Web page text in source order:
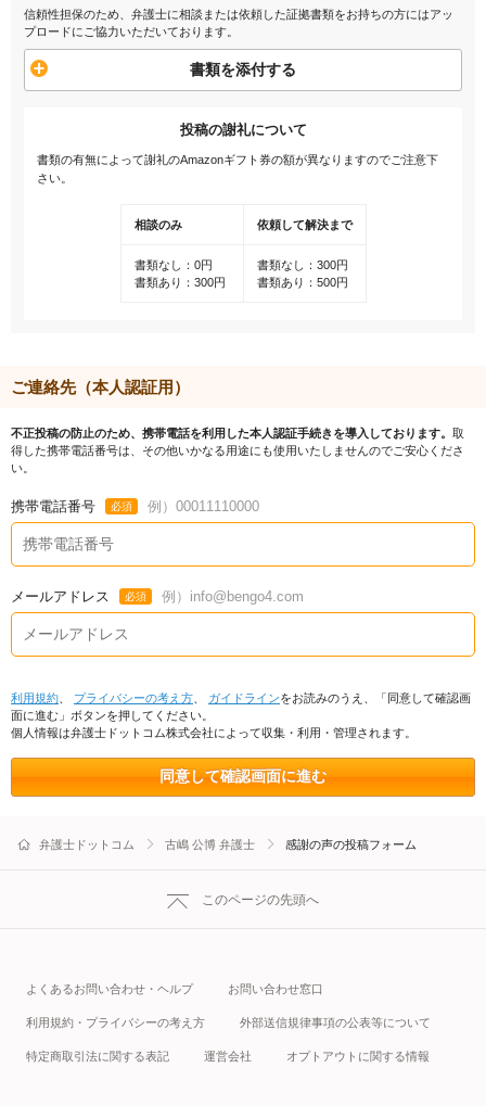
信頼性担保のため、弁護士に相談または依頼した証拠書類をお持ちの方にはアッ
プロードにご協力いただいております。
書類を添付する
投稿の謝礼について
書類の有無によって謝礼のAmazonギフト券の額が異なりますのでご注意下
さい。
相談のみ 依頼して解決まで
書類なし：0円
書類あり：300円
書類なし：300円
書類あり：500円
ご連絡先（本人認証用）
不正投稿の防止のため、携帯電話を利用した本人認証手続きを導入しております。 取
得した携帯電話番号は、その他いかなる用途にも使用いたしませんのでご安心くださ
い。
携帯電話番号 必須 例）00011110000
メールアドレス 必須 例）info@bengo4.com
利用規約 プライバシーの考え方 ガイドラインをお読みのうえ、「同意して確認画
面に進む」ボタンを押してください。
個人情報は弁護士ドットコム株式会社によって収集・利用・管理されます。
同意して確認画面に進む
弁護士ドットコム 古嶋 公博 弁護士 感謝の声の投稿フォーム
このページの先頭へ
よくあるお問い合わせ・ヘルプ お問い合わせ窓口
利用規約・プライバシーの考え方 外部送信規律事項の公表等について
特定商取引法に関する表記 運営会社 オプトアウトに関する情報